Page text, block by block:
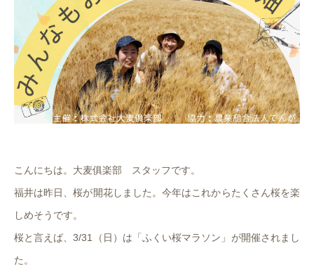
こんにちは。大麦俱楽部 スタッフです。
福井は昨日、桜が開花しました。今年はこれからたくさん桜を楽
しめそうです。
桜と言えば、3/31（日）は「ふくい桜マラソン」が開催されまし
た。